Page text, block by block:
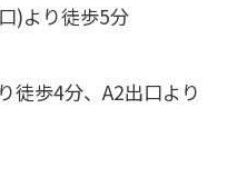
)より徒歩5分
徒歩4分、A2出口より